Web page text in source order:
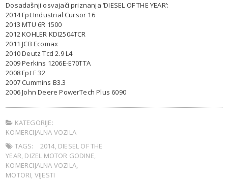
Dosadašnji osvajači priznanja ‘DIESEL OF THE YEAR’:
2014 Fpt Industrial Cursor 16
2013 MTU 6R 1500
2012 KOHLER KDI2504TCR
2011 JCB Ecomax
2010 Deutz Tcd 2.9 L4
2009 Perkins 1206E-E70TTA
2008 Fpt F 32
2007 Cummins B3.3
2006 John Deere PowerTech Plus 6090
KATEGORIJE:
KOMERCIJALNA VOZILA
TAGS:
2014, DIESEL OF THE
YEAR, DIZEL MOTOR GODINE,
KOMERCIJALNA VOZILA,
MOTORI, VIJESTI